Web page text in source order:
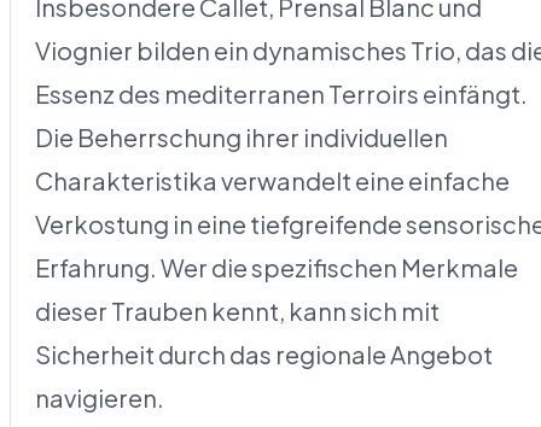
Insbesondere Callet, Prensal Blanc und
Viognier bilden ein dynamisches Trio, das
Essenz des mediterranen Terroirs einfängt.
Die Beherrschung ihrer individuellen
Charakteristika verwandelt eine einfache
Verkostung in eine tiefgreifende
Erfahrung. Wer die spezifischen Merkmale
dieser Trauben kennt, kann sich mit
Sicherheit durch das regionale Angebot
navigieren.